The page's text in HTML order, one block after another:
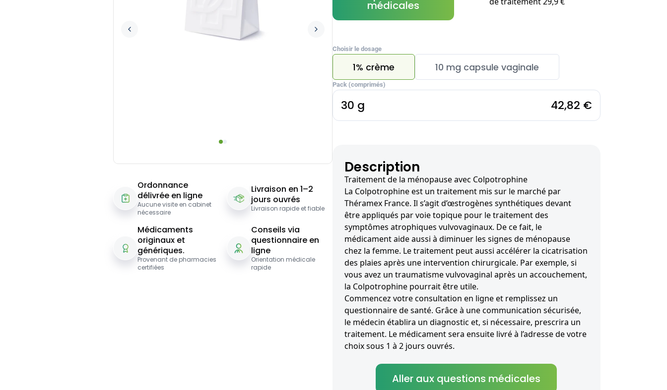
Ordonnance
délivrée en ligne
Aucune visite en cabinet
nécessaire
Livraison en 1–2
jours ouvrés
Livraison rapide et fiable
Médicaments
originaux et
génériques.
Provenant de pharmacies
certifiées
Conseils via
questionnaire en
ligne
Orientation médicale
rapide
médicales
Choisir le dosage
1% crème 10 mg capsule vaginale
Pack (comprimés)
30 g 42,82 €
Description
Traitement de la ménopause avec Colpotrophine
La Colpotrophine est un traitement mis sur le marché par
Théramex France. Il s’agit d’œstrogènes synthétiques devant
être appliqués par voie topique pour le traitement des
symptômes atrophiques vulvovaginaux. De ce fait, le
médicament aide aussi à diminuer les signes de ménopause
chez la femme. Le traitement peut aussi accélérer la cicatrisation
des plaies après une intervention chirurgicale. Par exemple, si
vous avez un traumatisme vulvovaginal après un accouchement,
la Colpotrophine pourrait être utile.
Commencez votre consultation en ligne et remplissez un
questionnaire de santé. Grâce à une communication sécurisée,
le médecin établira un diagnostic et, si nécessaire, prescrira un
traitement. Le médicament sera ensuite livré à l’adresse de votre
choix sous 1 à 2 jours ouvrés.
Aller aux questions médicales